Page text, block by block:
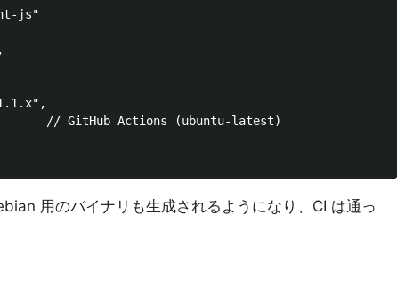
js"
// GitHub Actions (ubuntu-latest)
用のバイナリも生成されるようになり、CI は通っ